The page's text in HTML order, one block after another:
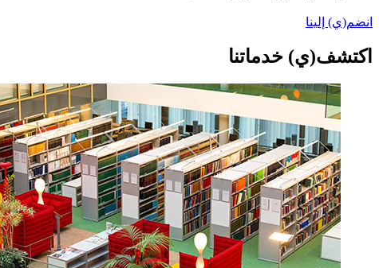
انضم(ي) إلينا
اكتشف(ي) خدماتنا